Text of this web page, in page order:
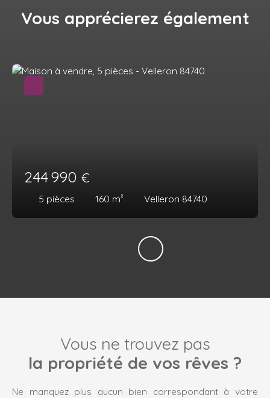
Vous apprécierez également
244 990 €
5 pièces 160 m² Velleron 84740
Vous ne trouvez pas
la propriété de vos rêves ?
Ne manquez plus aucun bien correspondant à votre